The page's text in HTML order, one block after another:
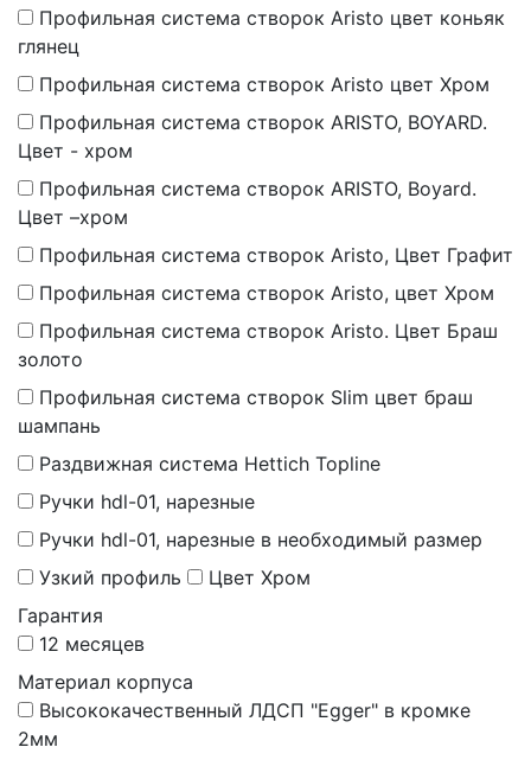
Профильная система створок Aristo цвет коньяк
глянец
Профильная система створок Aristo цвет Хром
Профильная система створок ARISTO, BOYARD.
Цвет - хром
Профильная система створок ARISTO, Boyard.
Цвет –хром
Профильная система створок Aristo, Цвет Графит
Профильная система створок Aristo, цвет Хром
Профильная система створок Aristo. Цвет Браш
золото
Профильная система створок Slim цвет браш
шампань
Раздвижная система Hettich Topline
Ручки hdl-01, нарезные
Ручки hdl-01, нарезные в необходимый размер
Узкий профиль
Цвет Хром
Гарантия
12 месяцев
Материал корпуса
Высококачественный ЛДСП "Egger" в кромке
2мм